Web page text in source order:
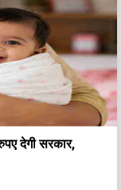
देगी सरकार,